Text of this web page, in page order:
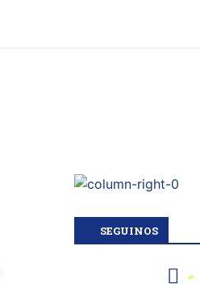
SEGUINOS